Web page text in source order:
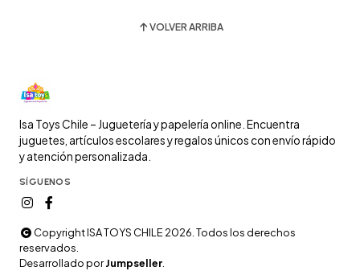
VOLVER ARRIBA
Isa Toys Chile – Juguetería y papelería online. Encuentra
juguetes, artículos escolares y regalos únicos con envío rápido
y atención personalizada.
SÍGUENOS
Copyright ISA TOYS CHILE 2026. Todos los derechos
reservados.
Desarrollado porJumpseller